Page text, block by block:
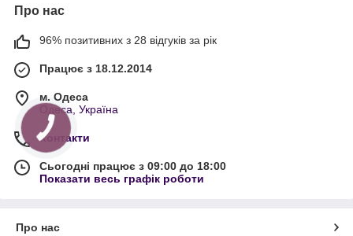
Про нас
96% позитивних з 28 відгуків за рік
Працює з 18.12.2014
м. Одеса
Одеса, Україна
Контакти
Сьогодні працює з 09:00 до 18:00
Показати весь графік роботи
Про нас